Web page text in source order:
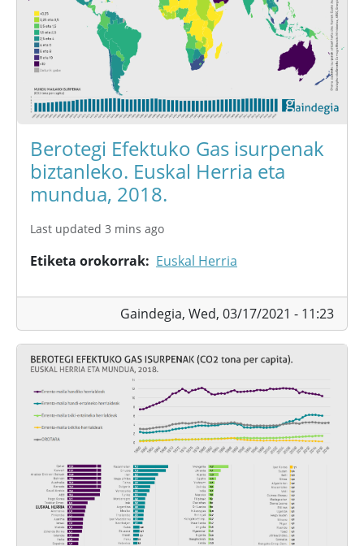
Berotegi Efektuko Gas isurpenak
biztanleko. Euskal Herria eta
mundua, 2018.
Last updated 3 mins ago
Etiketa orokorrak Euskal Herria
Gaindegia, Wed, 03/17/2021 - 11:23